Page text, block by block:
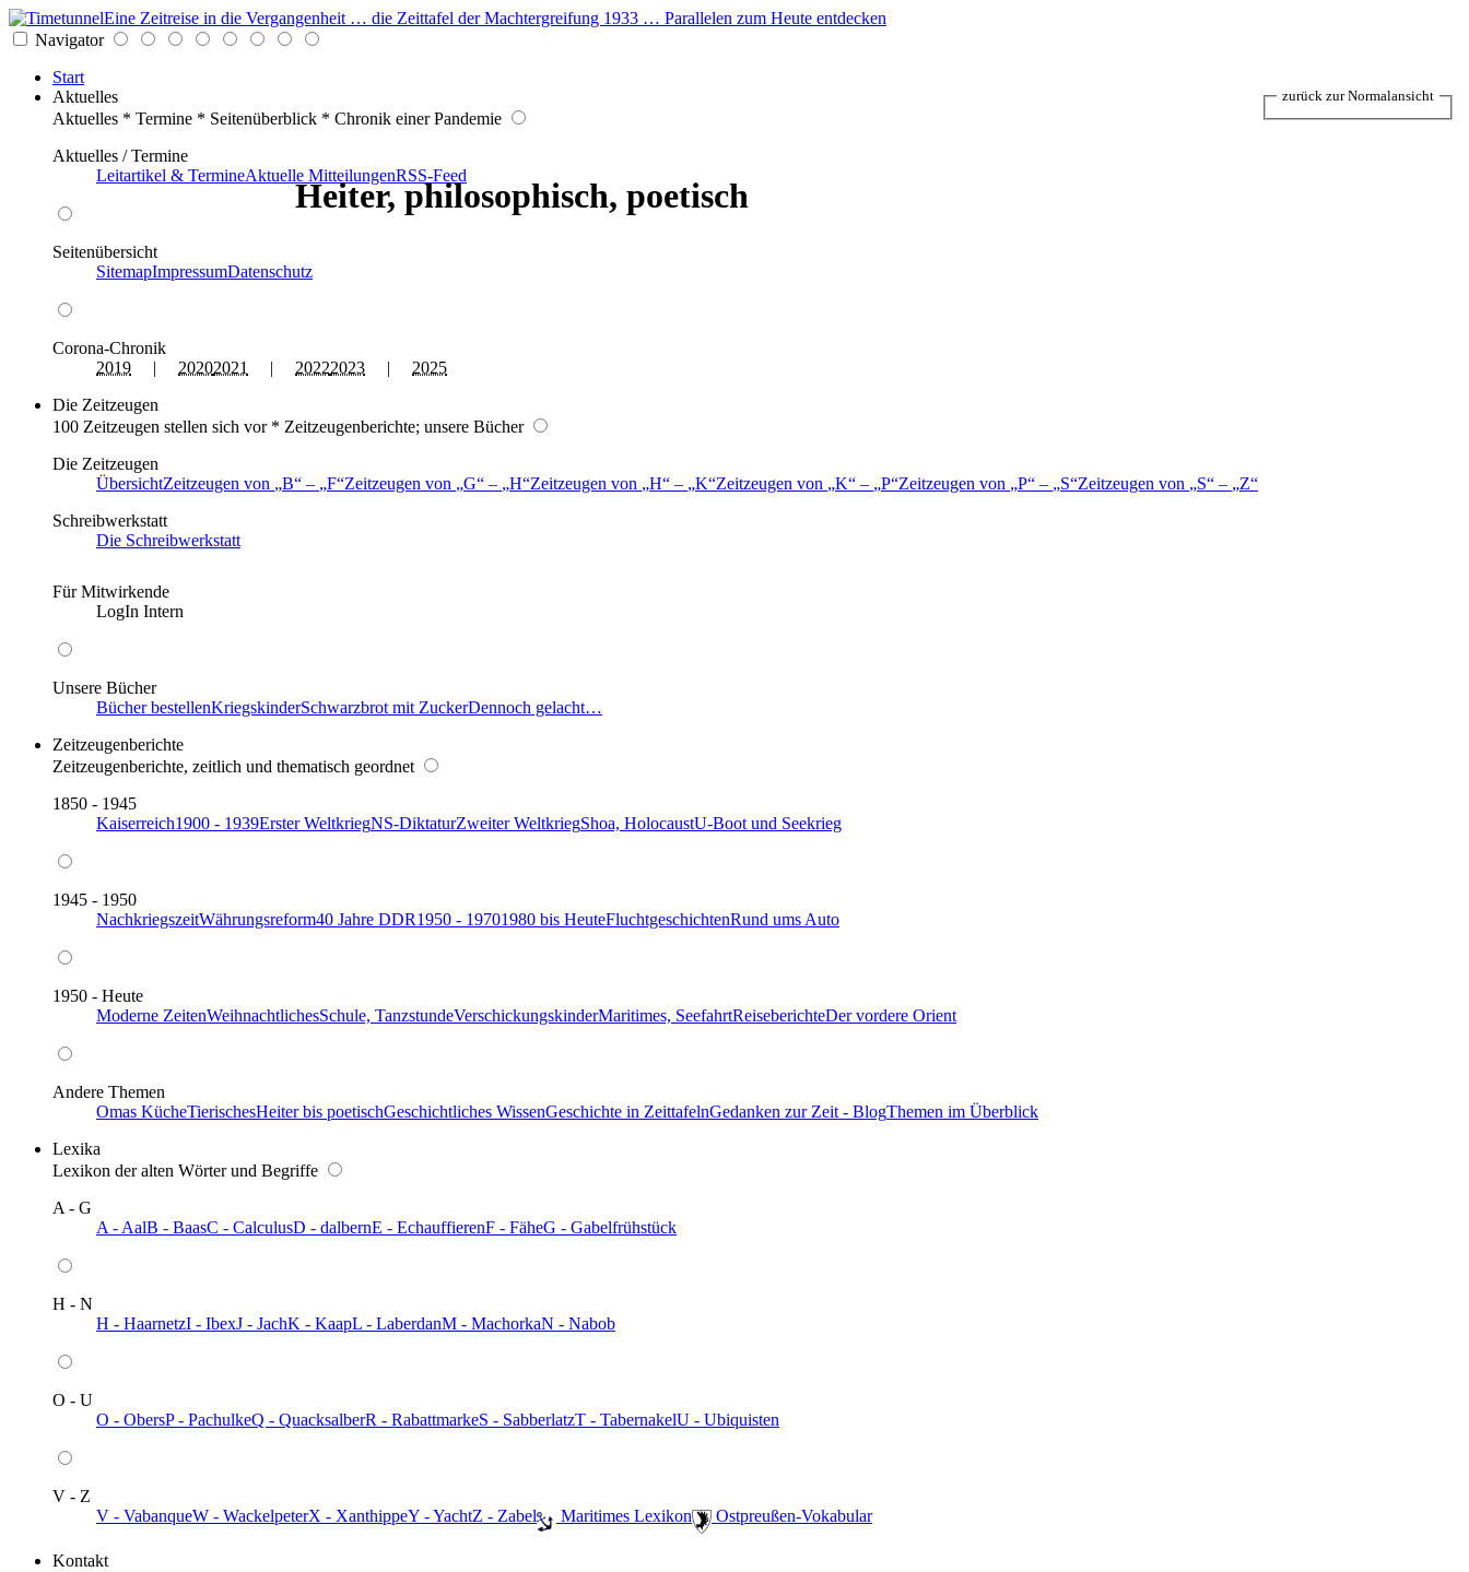
Eine Zeitreise in die Vergangenheit … die Zeittafel der Machtergreifung 1933 … Parallelen zum Heute entdecken
Navigator
Start
Aktuelles
Aktuelles * Termine * Seitenüberblick * Chronik einer Pandemie
Aktuelles / Termine
Leitartikel & TermineAktuelle MitteilungenRSS-Feed
Seitenübersicht
SitemapImpressumDatenschutz
Corona-Chronik
2019 | 20202021 | 20222023 | 2025
Die Zeitzeugen
100 Zeitzeugen stellen sich vor * Zeitzeugenberichte; unsere Bücher
Die Zeitzeugen
ÜbersichtZeitzeugen von B – F Zeitzeugen von G – H Zeitzeugen von H – K Zeitzeugen von K – P Zeitzeugen von P – S Zeitzeugen von S –
Z
Schreibwerkstatt
Die Schreibwerkstatt
Für Mitwirkende
LogIn Intern
Unsere Bücher
Bücher bestellenKriegskinderSchwarzbrot mit ZuckerDennoch gelacht…
Zeitzeugenberichte
Zeitzeugenberichte, zeitlich und thematisch geordnet
1850 - 1945
Kaiserreich1900 - 1939Erster WeltkriegNS-DiktaturZweiter WeltkriegShoa, HolocaustU-Boot und Seekrieg
1945 - 1950
NachkriegszeitWährungsreform40 Jahre DDR1950 - 19701980 bis HeuteFluchtgeschichtenRund ums Auto
1950 - Heute
Moderne ZeitenWeihnachtlichesSchule, TanzstundeVerschickungskinderMaritimes, SeefahrtReiseberichteDer vordere Orient
Andere Themen
Omas KücheTierischesHeiter bis poetischGeschichtliches WissenGeschichte in ZeittafelnGedanken zur Zeit - BlogThemen im Überblick
Lexika
Lexikon der alten Wörter und Begriffe
A - G
A - AalB - BaasC - CalculusD - dalbernE - EchauffierenF - FäheG - Gabelfrühstück
H - N
H - HaarnetzI - IbexJ - JachK - KaapL - LaberdanM - MachorkaN - Nabob
O - U
O - ObersP - PachulkeQ - QuacksalberR - RabattmarkeS - SabberlatzT - TabernakelU - Ubiquisten
V - Z
V - VabanqueW - WackelpeterX - XanthippeY - YachtZ - Zabel ️ Maritimes Lexikon ️ Ostpreußen-Vokabular
Kontakt
Heiter, philosophisch, poetisch
zurück zur Normalansicht